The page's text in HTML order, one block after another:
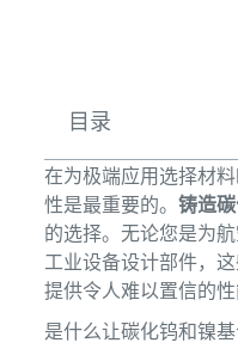
目录
在为极端应用选择材
性是最重要的。 铸造
的选择。无论您是为
工业设备设计部件，
提供令人难以置信的性
是什么让碳化钨和镍